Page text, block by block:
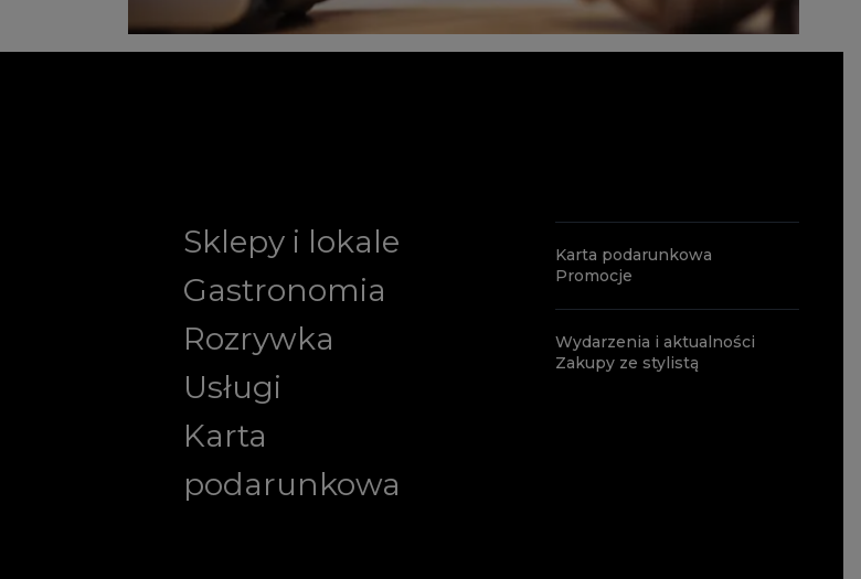
Sklepy i lokale
Gastronomia
Rozrywka
Usługi
Karta
podarunkowa
Karta podarunkowa
Promocje
Wydarzenia i aktualności
Zakupy ze stylistą